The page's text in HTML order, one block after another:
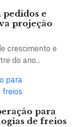
e
projeção
crescimento e
do ano...
para
de freios